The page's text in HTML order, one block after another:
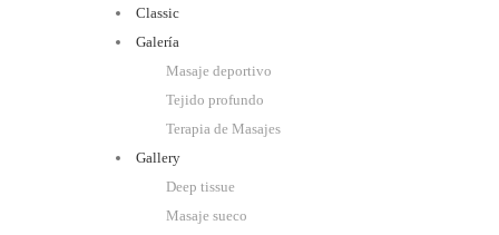
Classic
Galería
Masaje deportivo
Tejido profundo
Terapia de Masajes
Gallery
Deep tissue
Masaje sueco